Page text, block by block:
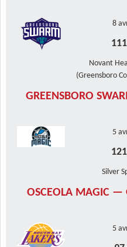
8
111
Novant
(Greensboro
GREENSBORO
5
121
Silver
OSCEOLA MAGIC —
5